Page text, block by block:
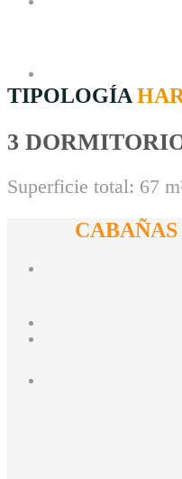
TIPOLOGÍA
3
Superficie total: 67